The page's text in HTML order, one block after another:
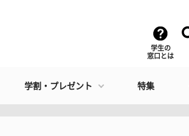
学生の
窓口とは
学割・プレゼント 特集